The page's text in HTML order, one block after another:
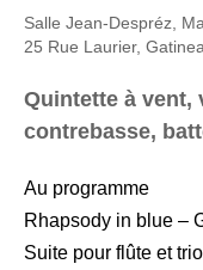
Salle Jean-Despréz,
25 Rue Laurier,
Quintette à vent,
contrebasse,
Au programme
Rhapsody in blue –
Suite pour flûte et